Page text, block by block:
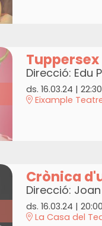
Tuppersex
Direcció: Edu
ds. 16.03.24 |
Eixample
Crònica
Direcció:
ds. 16.03.24 |
La Casa del